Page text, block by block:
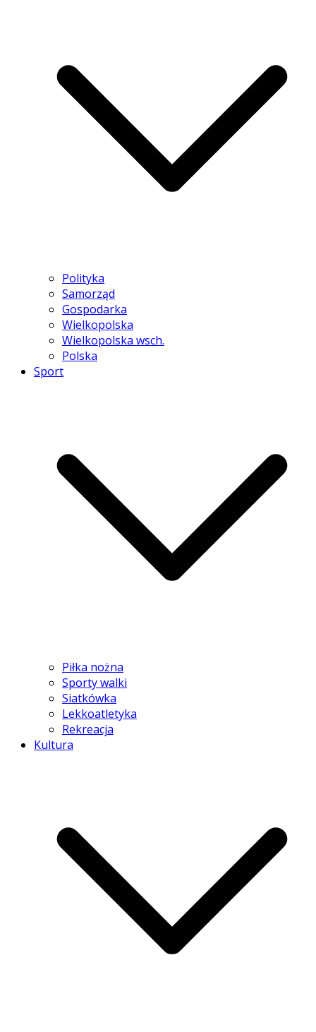
Polityka
Samorząd
Gospodarka
Wielkopolska
Wielkopolska wsch.
Polska
Sport
Piłka nożna
Sporty walki
Siatkówka
Lekkoatletyka
Rekreacja
Kultura